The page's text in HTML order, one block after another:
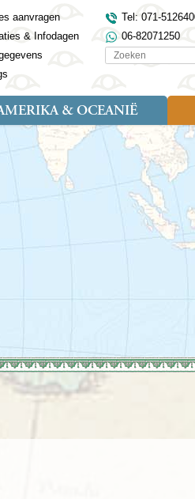
aanvragen
& Infodagen
Tel: 071-
06-82071250
Zoeken
Griekenland
Noord-
Noorwegen
Polen
Portugal
Roemenië
Sardinië
Verenigd
Maleisië
Mongolië
Nepal
Oezbekistan
Singapore
Zuid-Korea
& OCEANIË
Landen
Nieuw-Zeeland
Verenigde Staten
Soort reizen
Familiereis (9)
Fietsreis (1)